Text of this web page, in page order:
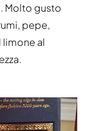
. Molto gusto
pepe,
al